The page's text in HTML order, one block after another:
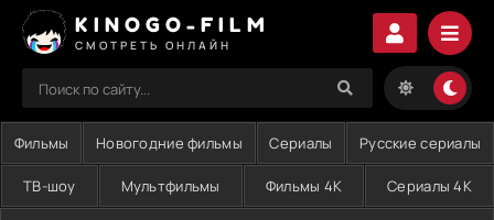
KINOGO-FILM
СМОТРЕТЬ ОНЛАЙН
Фильмы Новогодние фильмы Сериалы Русские сериалы
ТВ-шоу Мультфильмы Фильмы 4K Сериалы 4K